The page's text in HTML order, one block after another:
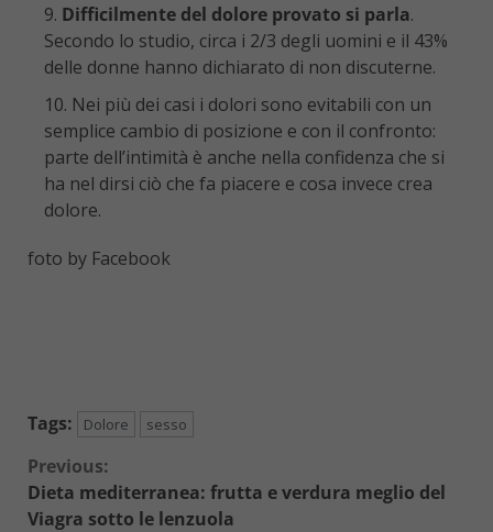
Difficilmente del dolore provato si parla.
Secondo lo studio, circa i 2/3 degli uomini e il 43%
delle donne hanno dichiarato di non discuterne.
Nei più dei casi i dolori sono evitabili con un
semplice cambio di posizione e con il confronto:
parte dell’intimità è anche nella confidenza che si
ha nel dirsi ciò che fa piacere e cosa invece crea
dolore.
foto by Facebook
Tags: Dolore sesso
Continue
Reading
Previous:
Dieta mediterranea: frutta e verdura meglio del
Viagra sotto le lenzuola